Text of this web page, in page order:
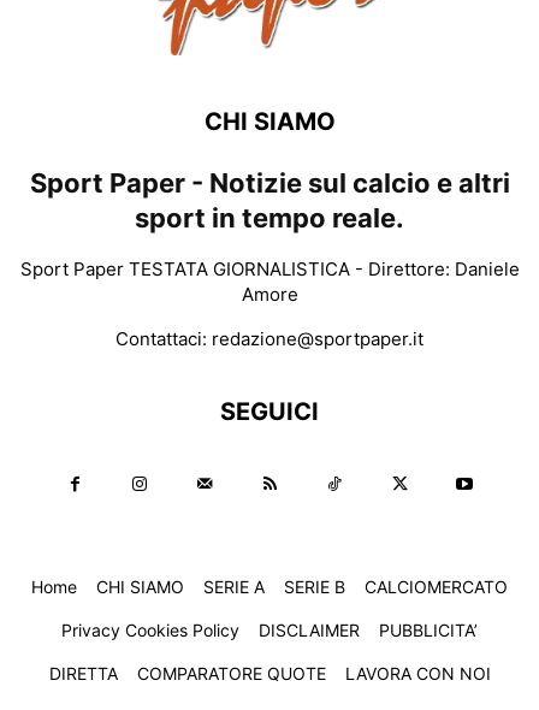
CHI SIAMO
Sport Paper - Notizie sul calcio e altri
sport in tempo reale.
Sport Paper TESTATA GIORNALISTICA - Direttore: Daniele
Amore
Contattaci: redazione@sportpaper.it
SEGUICI
Home CHI SIAMO SERIE A SERIE B CALCIOMERCATO
Privacy Cookies Policy DISCLAIMER PUBBLICITA’
DIRETTA COMPARATORE QUOTE LAVORA CON NOI